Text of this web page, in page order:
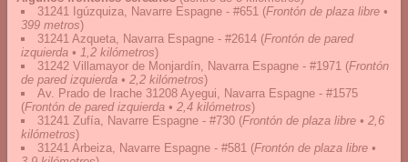
31241 Igúzquiza, Navarre Espagne - #651 (Frontón de plaza libre •
399 metros)
31241 Azqueta, Navarra Espagne - #2614 (Frontón de pared
izquierda • 1,2 kilómetros)
31242 Villamayor de Monjardín, Navarra Espagne - #1971 (Frontón
de pared izquierda • 2,2 kilómetros)
Av. Prado de Irache 31208 Ayegui, Navarra Espagne - #1575
(Frontón de pared izquierda • 2,4 kilómetros)
31241 Zufía, Navarre Espagne - #730 (Frontón de plaza libre • 2,6
kilómetros)
31241 Arbeiza, Navarre Espagne - #581 (Frontón de plaza libre •